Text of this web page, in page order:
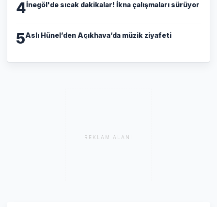
4İnegöl'de sıcak dakikalar! İkna çalışmaları sürüyor
5Aslı Hünel’den Açıkhava’da müzik ziyafeti
REKLAM ALANI